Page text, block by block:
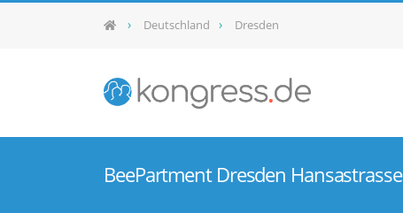
Deutschland Dresden
BeePartment Dresden Hansastrasse